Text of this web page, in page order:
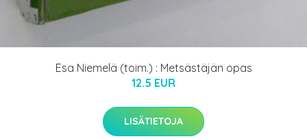
Esa Niemelä (toim.) : Metsästäjän opas
12.5 EUR
LISÄTIETOJA